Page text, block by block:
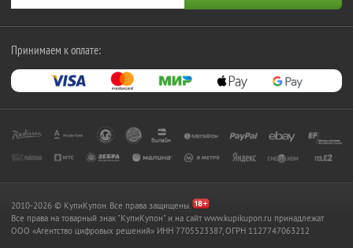
Принимаем к оплате:
2010-2026 © КупиКупон. Все права защищены.
Все права на товарный знак "КупиКупон" и на сайт www.kupikupon.ru принадлежат
OOO «Агентство цифровых решений» ИНН 7705523387, ОГРН 1127747063212